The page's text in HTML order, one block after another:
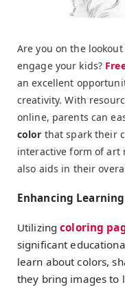
Are you on the
engage your kids?
an excellent
creativity. With
online, parents can
color that spark their
interactive form of art
also aids in their
Enhancing
Utilizingcoloring
significant
learn about colors,
they bring images to